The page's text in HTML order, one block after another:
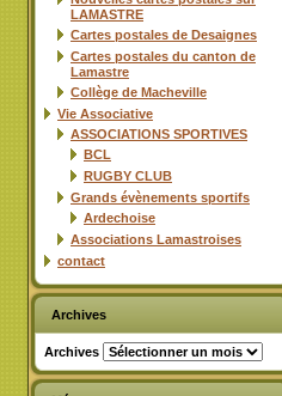
LAMASTRE
Cartes postales de Desaignes
Cartes postales du canton de
Lamastre
Collège de Macheville
Vie Associative
ASSOCIATIONS SPORTIVES
BCL
RUGBY CLUB
Grands évènements sportifs
Ardechoise
Associations Lamastroises
contact
Archives
Archives